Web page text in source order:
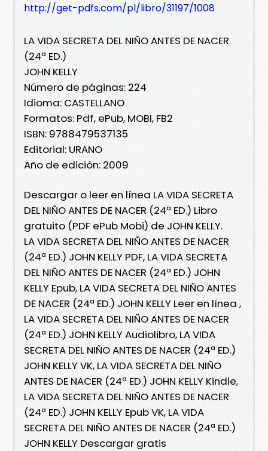
http://get-pdfs.com/pl/libro/31197/1008
LA VIDA SECRETA DEL NIÑO ANTES DE NACER
(24ª ED.)
JOHN KELLY
Número de páginas: 224
Idioma: CASTELLANO
Formatos: Pdf, ePub, MOBI, FB2
ISBN: 9788479537135
Editorial: URANO
Año de edición: 2009
Descargar o leer en línea LA VIDA SECRETA
DEL NIÑO ANTES DE NACER (24ª ED.) Libro
gratuito (PDF ePub Mobi) de JOHN KELLY.
LA VIDA SECRETA DEL NIÑO ANTES DE NACER
(24ª ED.) JOHN KELLY PDF, LA VIDA SECRETA
DEL NIÑO ANTES DE NACER (24ª ED.) JOHN
KELLY Epub, LA VIDA SECRETA DEL NIÑO ANTES
DE NACER (24ª ED.) JOHN KELLY Leer en línea ,
LA VIDA SECRETA DEL NIÑO ANTES DE NACER
(24ª ED.) JOHN KELLY Audiolibro, LA VIDA
SECRETA DEL NIÑO ANTES DE NACER (24ª ED.)
JOHN KELLY VK, LA VIDA SECRETA DEL NIÑO
ANTES DE NACER (24ª ED.) JOHN KELLY Kindle,
LA VIDA SECRETA DEL NIÑO ANTES DE NACER
(24ª ED.) JOHN KELLY Epub VK, LA VIDA
SECRETA DEL NIÑO ANTES DE NACER (24ª ED.)
JOHN KELLY Descargar gratis